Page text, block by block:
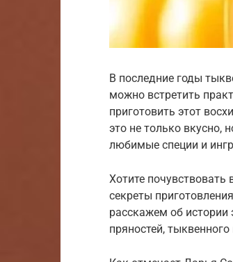
В последние годы
можно встретить
приготовить этот
это не только вкусно,
любимые специи и
Хотите
секреты
расскажем об истории
пряностей,